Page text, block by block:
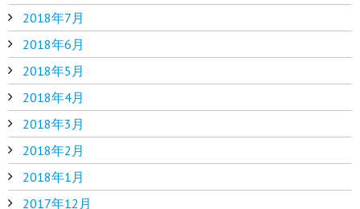
2018年7月
2018年6月
2018年5月
2018年4月
2018年3月
2018年2月
2018年1月
2017年12月